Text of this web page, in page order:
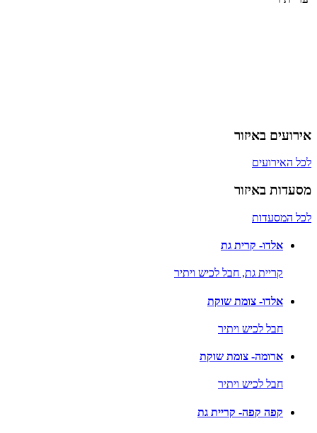
אירועים באיזור
לכל האירועים
מסעדות באיזור
לכל המסעדות
אלדו- קרית גת
קריית גת, חבל לכיש ויתיר
אלדו- צומת שוקת
חבל לכיש ויתיר
ארומה- צומת שוקת
חבל לכיש ויתיר
קפה קפה- קריית גת